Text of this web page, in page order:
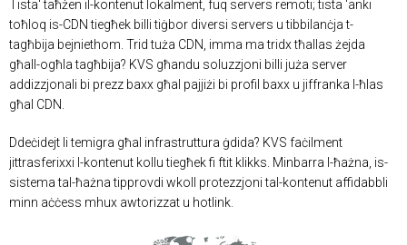
Tista' taħżen il-kontenut lokalment, fuq servers remoti; tista 'anki
toħloq is-CDN tiegħek billi tiġbor diversi servers u tibbilanċja t-
tagħbija bejniethom. Trid tuża CDN, imma ma tridx tħallas żejda
għall-ogħla tagħbija? KVS għandu soluzzjoni billi juża server
addizzjonali bi prezz baxx għal pajjiżi bi profil baxx u jiffranka l-ħlas
għal CDN.
Ddeċidejt li temigra għal infrastruttura ġdida? KVS faċilment
jittrasferixxi l-kontenut kollu tiegħek fi ftit klikks. Minbarra l-ħażna, is-
sistema tal-ħażna tipprovdi wkoll protezzjoni tal-kontenut affidabbli
minn aċċess mhux awtorizzat u hotlink.